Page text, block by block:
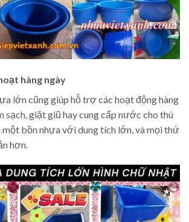
hàng ngày
lớn cũng giúp hỗ trợ các hoạt động hàng
sạch, giặt giũ hay cung cấp nước cho thú
một bồn nhựa với dung tích lớn, và mọi thứ
hơn.